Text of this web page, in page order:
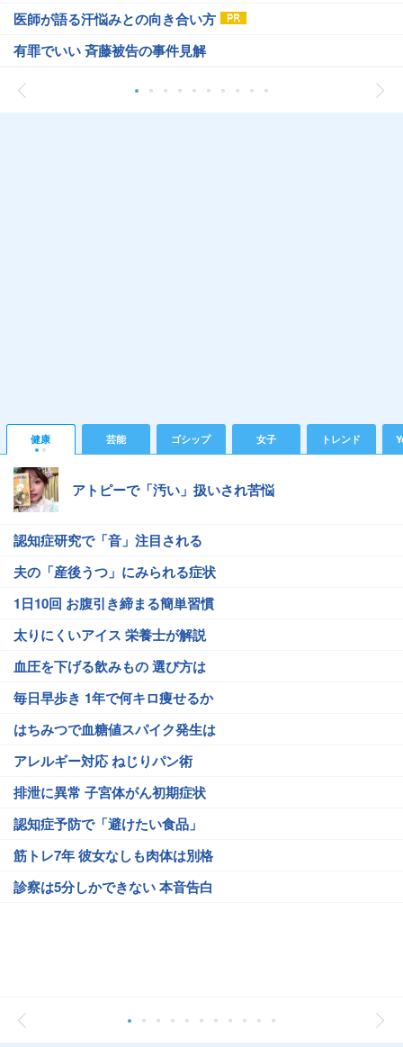
医師が語る汗悩みとの向き合い方
有罪でいい 斉藤被告の事件見解
健康 芸能 ゴシップ 女子 トレンド
アトピーで「汚い」扱いされ苦悩
認知症研究で「音」注目される
夫の「産後うつ」にみられる症状
1日10回 お腹引き締まる簡単習慣
太りにくいアイス 栄養士が解説
血圧を下げる飲みもの 選び方は
毎日早歩き 1年で何キロ痩せるか
はちみつで血糖値スパイク発生は
アレルギー対応 ねじりパン術
排泄に異常 子宮体がん初期症状
認知症予防で「避けたい食品」
筋トレ7年 彼女なしも肉体は別格
診察は5分しかできない 本音告白